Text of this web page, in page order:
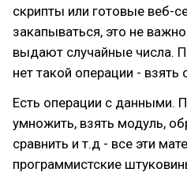
скрипты или готовые веб-
закапываться, это не
выдают случайные числа.
нет такой операции - взять
Есть операции с данными.
умножить, взять модуль,
сравнить и т.д - все эти
программистские